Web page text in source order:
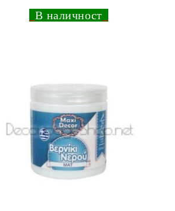
_В наличност